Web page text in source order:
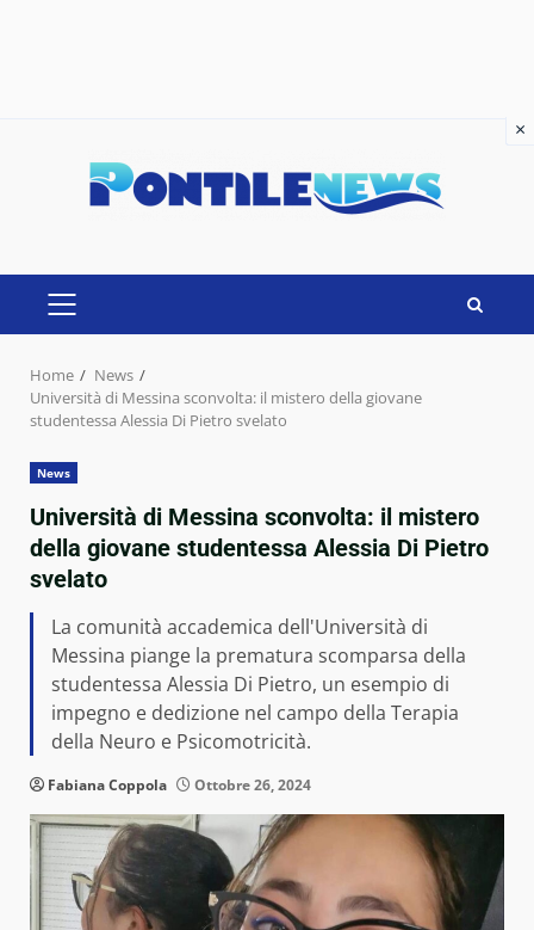
×
PRIMARY
Home
News
Università di Messina sconvolta: il mistero della giovane
studentessa Alessia Di Pietro svelato
News
Università di Messina sconvolta: il mistero
della giovane studentessa Alessia Di Pietro
svelato
La comunità accademica dell'Università di
Messina piange la prematura scomparsa della
studentessa Alessia Di Pietro, un esempio di
impegno e dedizione nel campo della Terapia
della Neuro e Psicomotricità.
Fabiana Coppola Ottobre 26, 2024
×